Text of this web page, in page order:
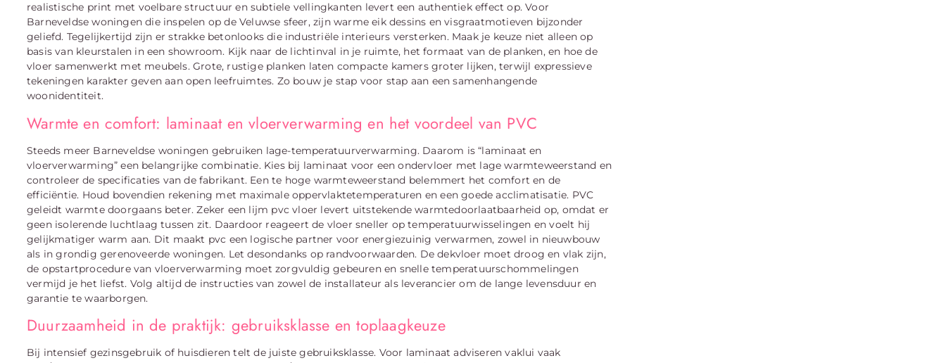
realistische print met voelbare structuur en subtiele vellingkanten levert een authentiek effect op. Voor
Barneveldse woningen die inspelen op de Veluwse sfeer, zijn warme eik dessins en visgraatmotieven bijzonder
geliefd. Tegelijkertijd zijn er strakke betonlooks die industriële interieurs versterken. Maak je keuze niet alleen op
basis van kleurstalen in een showroom. Kijk naar de lichtinval in je ruimte, het formaat van de planken, en hoe de
vloer samenwerkt met meubels. Grote, rustige planken laten compacte kamers groter lijken, terwijl expressieve
tekeningen karakter geven aan open leefruimtes. Zo bouw je stap voor stap aan een samenhangende
woonidentiteit.
Warmte en comfort: laminaat en vloerverwarming en het voordeel van PVC
Steeds meer Barneveldse woningen gebruiken lage-temperatuurverwarming. Daarom is “laminaat en
vloerverwarming” een belangrijke combinatie. Kies bij laminaat voor een ondervloer met lage warmteweerstand en
controleer de specificaties van de fabrikant. Een te hoge warmteweerstand belemmert het comfort en de
efficiëntie. Houd bovendien rekening met maximale oppervlaktetemperaturen en een goede acclimatisatie. PVC
geleidt warmte doorgaans beter. Zeker een lijm pvc vloer levert uitstekende warmtedoorlaatbaarheid op, omdat er
geen isolerende luchtlaag tussen zit. Daardoor reageert de vloer sneller op temperatuurwisselingen en voelt hij
gelijkmatiger warm aan. Dit maakt pvc een logische partner voor energiezuinig verwarmen, zowel in nieuwbouw
als in grondig gerenoveerde woningen. Let desondanks op randvoorwaarden. De dekvloer moet droog en vlak zijn,
de opstartprocedure van vloerverwarming moet zorgvuldig gebeuren en snelle temperatuurschommelingen
vermijd je het liefst. Volg altijd de instructies van zowel de installateur als leverancier om de lange levensduur en
garantie te waarborgen.
Duurzaamheid in de praktijk: gebruiksklasse en toplaagkeuze
Bij intensief gezinsgebruik of huisdieren telt de juiste gebruiksklasse. Voor laminaat adviseren vaklui vaak